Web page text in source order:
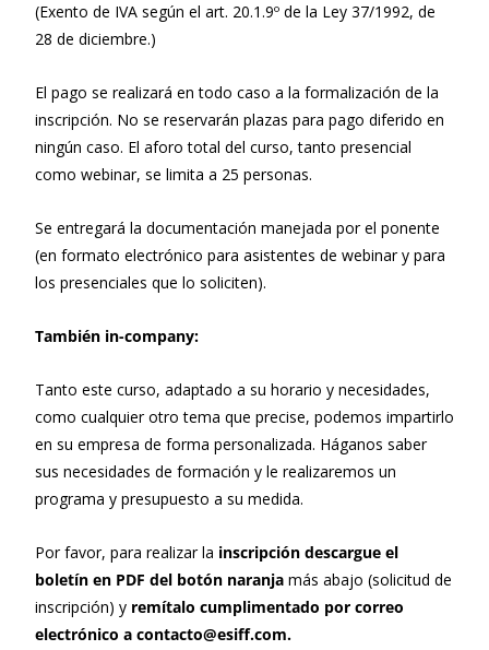
(Exento de IVA según el art. 20.1.9º de la Ley 37/1992, de
28 de diciembre.)
El pago se realizará en todo caso a la formalización de la
inscripción. No se reservarán plazas para pago diferido en
ningún caso. El aforo total del curso, tanto presencial
como webinar, se limita a 25 personas.
Se entregará la documentación manejada por el ponente
(en formato electrónico para asistentes de webinar y para
los presenciales que lo soliciten).
También in-company:
Tanto este curso, adaptado a su horario y necesidades,
como cualquier otro tema que precise, podemos impartirlo
en su empresa de forma personalizada. Háganos saber
sus necesidades de formación y le realizaremos un
programa y presupuesto a su medida.
Por favor, para realizar la inscripción descargue el
boletín en PDF del botón naranja más abajo (solicitud de
inscripción) y remítalo cumplimentado por correo
electrónico a contacto@esiff.com.